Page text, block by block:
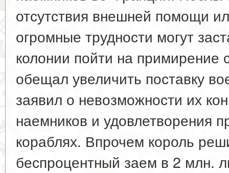
отсутствия внешней помощи
огромные трудности могут
колонии пойти на
обещал увеличить поставку
заявил о невозможности их
наемников и удовлетворения
кораблях. Впрочем король
беспроцентный заем в 2 млн.